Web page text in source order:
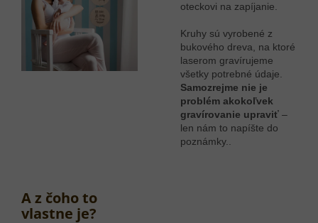
oteckovi na zapíjanie.
Kruhy sú vyrobené z
bukového dreva, na ktoré
laserom gravírujeme
všetky potrebné údaje.
Samozrejme nie je
problém akokoľvek
gravírovanie upraviť –
len nám to napíšte do
poznámky..
A z čoho to
vlastne je?